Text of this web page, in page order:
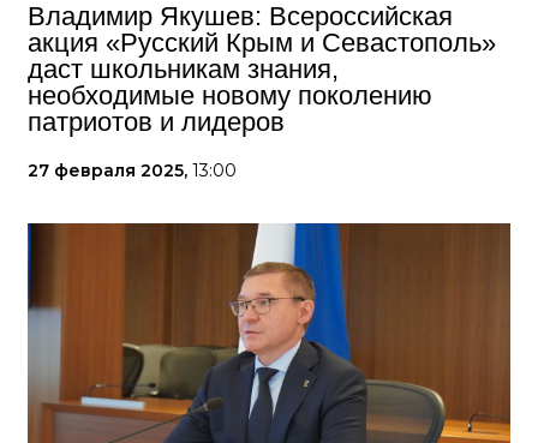
Владимир Якушев: Всероссийская
акция «Русский Крым и Севастополь»
даст школьникам знания,
необходимые новому поколению
патриотов и лидеров
27 февраля 2025, 13:00